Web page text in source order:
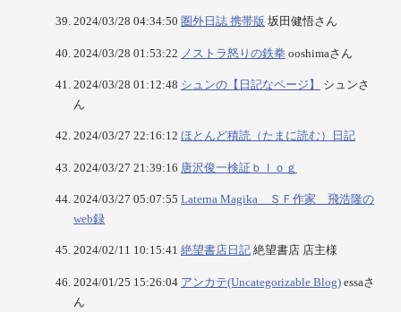
2024/03/28 04:34:50 圏外日誌 携帯版 坂田健悟さん
2024/03/28 01:53:22 ノストラ怒りの鉄拳 ooshimaさん
2024/03/28 01:12:48 シュンの【日記なページ】
シュンさ
ん
2024/03/27 22:16:12 ほとんど積読（たまに読む）日記
2024/03/27 21:39:16 唐沢俊一検証ｂｌｏｇ
2024/03/27 05:07:55 Laterna Magika ＳＦ作家 飛浩隆の
web録
2024/02/11 10:15:41 絶望書店日記 絶望書店 店主様
2024/01/25 15:26:04 アンカテ(Uncategorizable Blog) essaさ
ん